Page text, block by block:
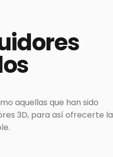
aquellas que han sido
3D, para así ofrecerte la